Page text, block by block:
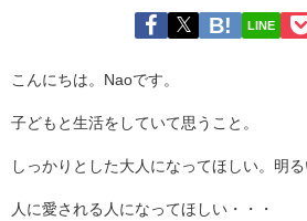
LINE
こんにちは。Naoです。
子どもと生活をしていて思うこと。
しっかりとした大人になってほしい。明る
人に愛される人になってほしい・・・